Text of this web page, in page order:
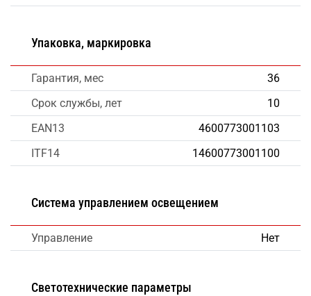
Упаковка, маркировка
Гарантия, мес
36
Срок службы, лет
10
EAN13
4600773001103
ITF14
14600773001100
Система управлением освещением
Управление Нет
Светотехнические параметры